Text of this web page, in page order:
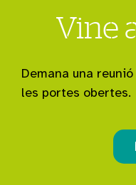
Vine
Demana una
les portes obertes.